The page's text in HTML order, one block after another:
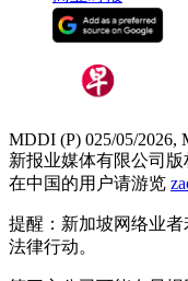
MDDI (P) 025/05/2026,
新报业媒体有限公司版
在中国的用户请游览
提醒：新加坡网络业
法律行动。